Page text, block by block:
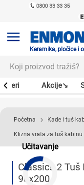
0800 33 33 35
Keramika, pločice i
Akcije↘
Učitavanje
Početna Kade i tuš
Klizna vrata za tuš kabinu
Classics 2
90x200